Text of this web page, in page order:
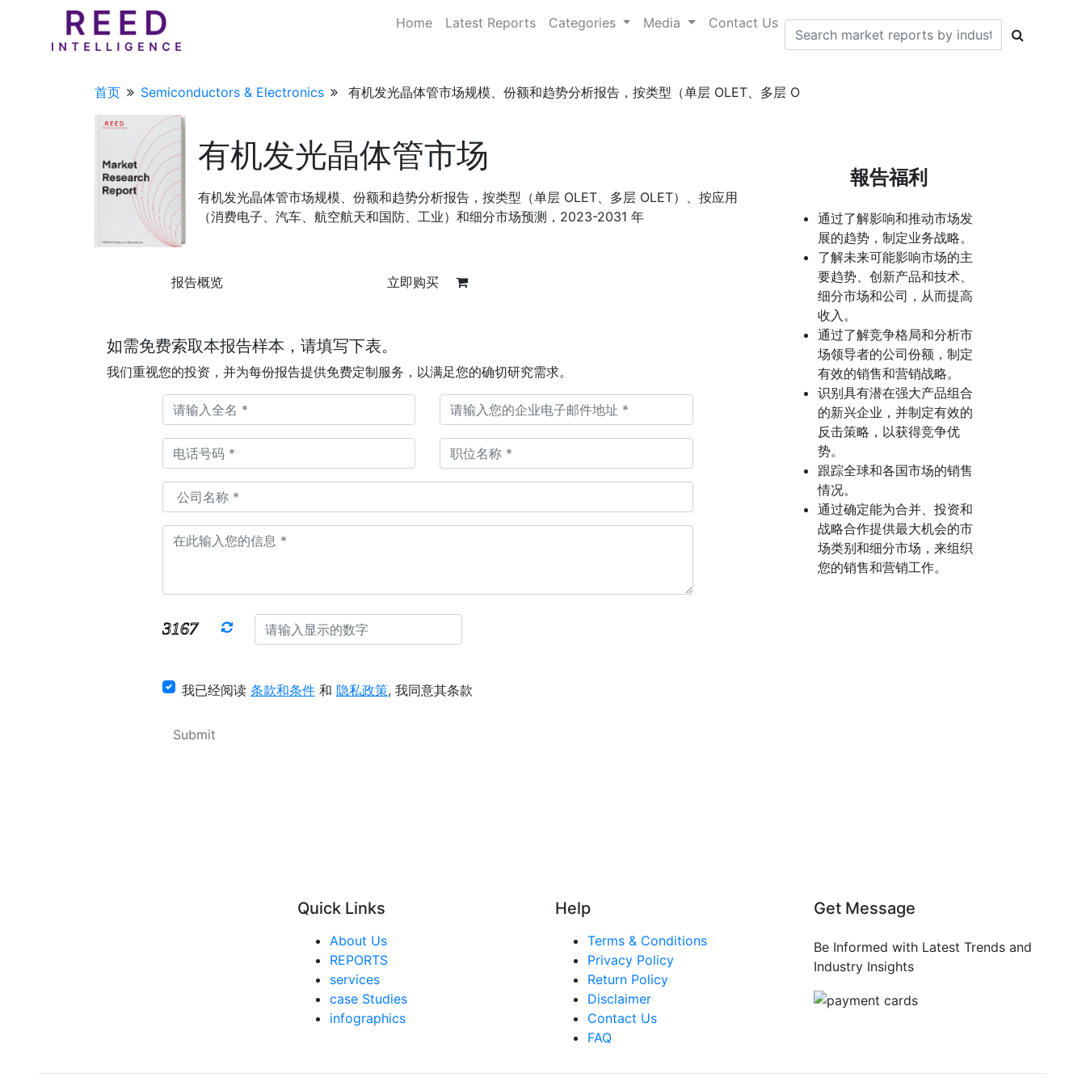
Home Latest Reports Categories Media Contact Us
首页 Semiconductors & Electronics 有机发光晶体管市场规模、份额和趋势分析报告，按类型（单层 OLET、多层 O
有机发光晶体管市场
有机发光晶体管市场规模、份额和趋势分析报告，按类型（单层 OLET、多层 OLET）、按应用
（消费电子、汽车、航空航天和国防、工业）和细分市场预测，2023-2031 年
报告概览 立即购买
如需免费索取本报告样本，请填写下表。
我们重视您的投资，并为每份报告提供免费定制服务，以满足您的确切研究需求。
我已经阅读 条款和条件和 隐私政策, 我同意其条款
報告福利
通过了解影响和推动市场发
展的趋势，制定业务战略。
了解未来可能影响市场的主
要趋势、创新产品和技术、
细分市场和公司，从而提高
收入。
通过了解竞争格局和分析市
场领导者的公司份额，制定
有效的销售和营销战略。
识别具有潜在强大产品组合
的新兴企业，并制定有效的
反击策略，以获得竞争优
势。
跟踪全球和各国市场的销售
情况。
通过确定能为合并、投资和
战略合作提供最大机会的市
场类别和细分市场，来组织
您的销售和营销工作。
Quick Links
About Us
REPORTS
services
case Studies
infographics
Help
Terms & Conditions
Privacy Policy
Return Policy
Disclaimer
Contact Us
FAQ
Get Message
Be Informed with Latest Trends and
Industry Insights